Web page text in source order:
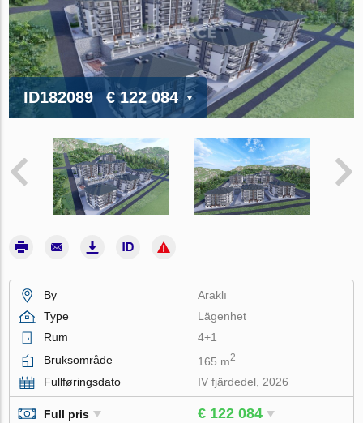
ID182089 € 122 084
By
Araklı
Type
Lägenhet
Rum
4+1
Bruksområde
165 m2
Fullføringsdato IV fjärdedel, 2026
Full pris € 122 084